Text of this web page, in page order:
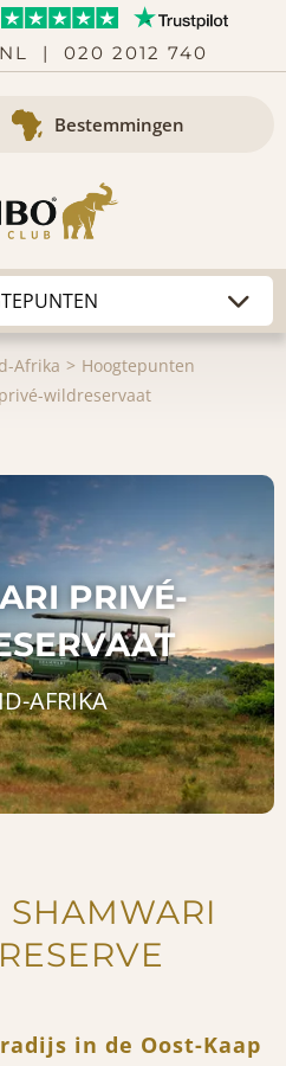
| 020 2012 740
Bestemmingen
Afrika
Hoogtepunten
wildreservaat
PRIVÉ-
AFRIKA
SHAMWARI
in de Oost-Kaap